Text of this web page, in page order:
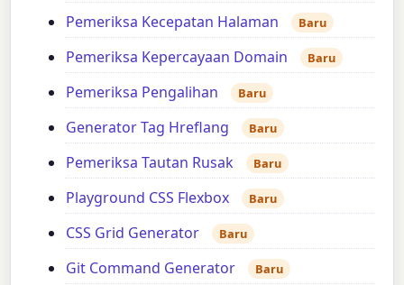
Pemeriksa Kecepatan Halaman Baru
Pemeriksa Kepercayaan Domain Baru
Pemeriksa Pengalihan Baru
Generator Tag Hreflang Baru
Pemeriksa Tautan Rusak Baru
Playground CSS Flexbox Baru
CSS Grid Generator Baru
Git Command Generator Baru